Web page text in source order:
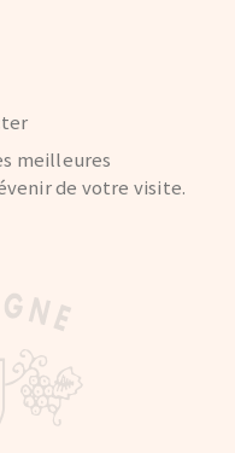
meilleures
de votre visite.